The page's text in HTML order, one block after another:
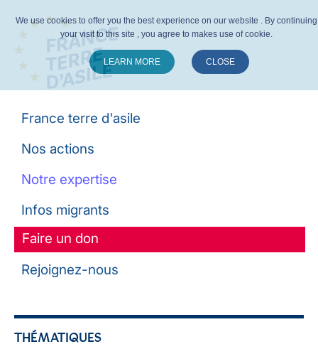
France terre d'asile
Nos actions
Notre expertise
Infos migrants
Faire un don
Rejoignez-nous
THÉMATIQUES
We use cookies to offer you the best experience on our website . By continuing
your visit to this site , you agree to makes use of cookie.
LEARN MORE CLOSE